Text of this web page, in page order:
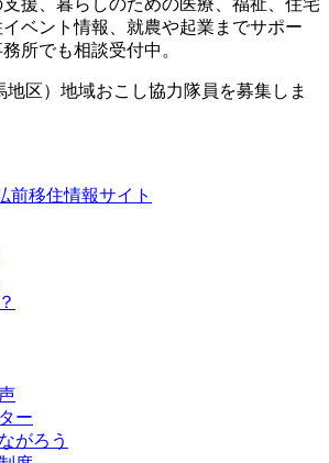
ベント情報、就農や起業までサポー
所でも相談受付中。
地区）地域おこし協力隊員を募集しま
ー
がろう